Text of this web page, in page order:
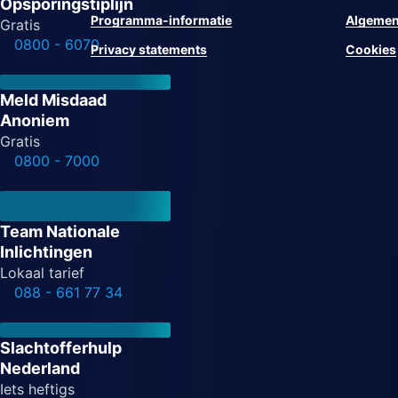
Opsporingstiplijn
Gratis
0800 - 6070
Meld Misdaad
Anoniem
Gratis
0800 - 7000
Team Nationale
Inlichtingen
Lokaal tarief
088 - 661 77 34
Slachtofferhulp
Nederland
Iets heftigs
Programma-informatie
Privacy statements
Cookies